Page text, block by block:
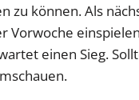
zu können. Als
Vorwoche
einen Sieg.